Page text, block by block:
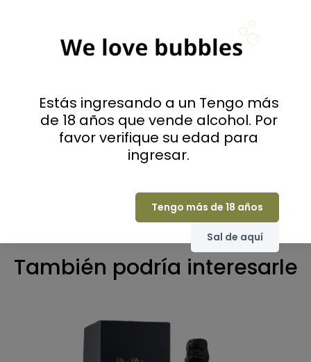
También podría interesarle
(0)
pueden valorar
Ordenar por
Estás ingresando a un Tengo más
de 18 años que vende alcohol. Por
favor verifique su edad para
ingresar.
Tengo más de 18 años
Sal de aquí